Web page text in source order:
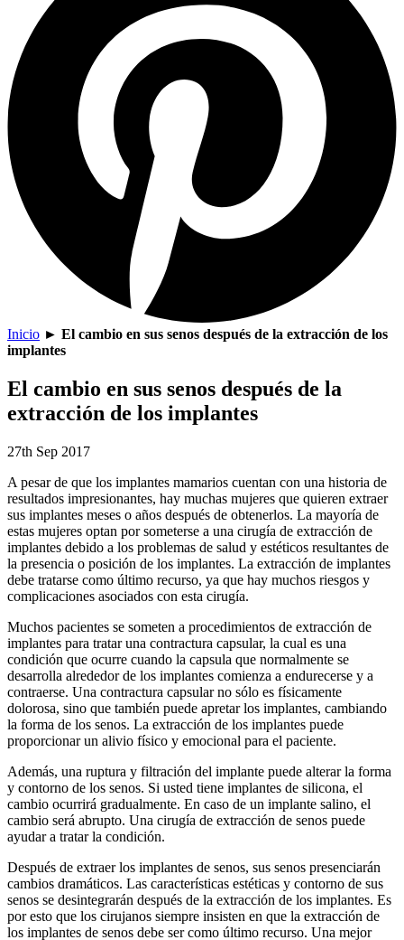
Inicio ► El cambio en sus senos después de la extracción de los
implantes
El cambio en sus senos después de la
extracción de los implantes
27th Sep 2017
A pesar de que los implantes mamarios cuentan con una historia de
resultados impresionantes, hay muchas mujeres que quieren extraer
sus implantes meses o años después de obtenerlos. La mayoría de
estas mujeres optan por someterse a una cirugía de extracción de
implantes debido a los problemas de salud y estéticos resultantes de
la presencia o posición de los implantes. La extracción de implantes
debe tratarse como último recurso, ya que hay muchos riesgos y
complicaciones asociados con esta cirugía.
Muchos pacientes se someten a procedimientos de extracción de
implantes para tratar una contractura capsular, la cual es una
condición que ocurre cuando la capsula que normalmente se
desarrolla alrededor de los implantes comienza a endurecerse y a
contraerse. Una contractura capsular no sólo es físicamente
dolorosa, sino que también puede apretar los implantes, cambiando
la forma de los senos. La extracción de los implantes puede
proporcionar un alivio físico y emocional para el paciente.
Además, una ruptura y filtración del implante puede alterar la forma
y contorno de los senos. Si usted tiene implantes de silicona, el
cambio ocurrirá gradualmente. En caso de un implante salino, el
cambio será abrupto. Una cirugía de extracción de senos puede
ayudar a tratar la condición.
Después de extraer los implantes de senos, sus senos presenciarán
cambios dramáticos. Las características estéticas y contorno de sus
senos se desintegrarán después de la extracción de los implantes. Es
por esto que los cirujanos siempre insisten en que la extracción de
los implantes de senos debe ser como último recurso. Una mejor